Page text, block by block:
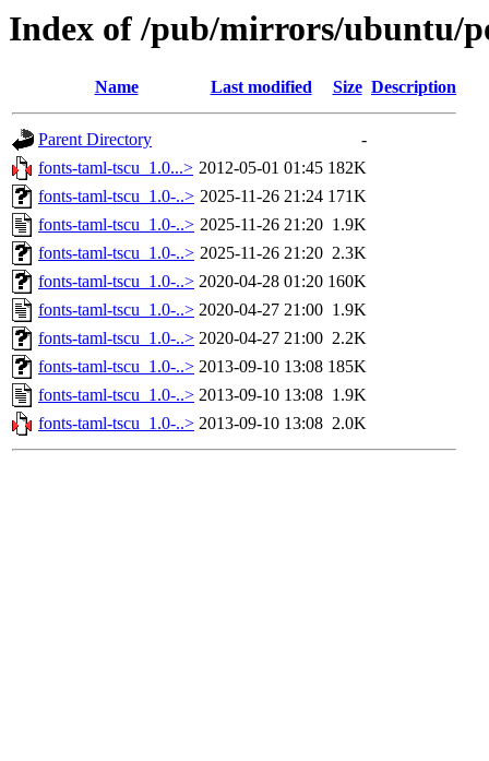
Index of /pub/mirrors/ubuntu/
Name Last modified Size Description
Parent Directory
-
fonts-taml-tscu_1.0...> 2012-05-01 01:45 182K
fonts-taml-tscu_1.0-..> 2025-11-26 21:24 171K
fonts-taml-tscu_1.0-..> 2025-11-26 21:20 1.9K
fonts-taml-tscu_1.0-..> 2025-11-26 21:20 2.3K
fonts-taml-tscu_1.0-..> 2020-04-28 01:20 160K
fonts-taml-tscu_1.0-..> 2020-04-27 21:00 1.9K
fonts-taml-tscu_1.0-..> 2020-04-27 21:00 2.2K
fonts-taml-tscu_1.0-..> 2013-09-10 13:08 185K
fonts-taml-tscu_1.0-..> 2013-09-10 13:08 1.9K
fonts-taml-tscu_1.0-..> 2013-09-10 13:08 2.0K